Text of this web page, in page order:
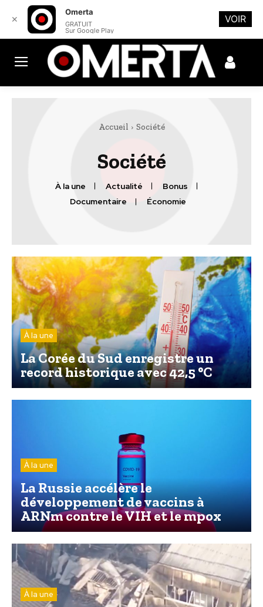
Accueil Société
Société
À la une Actualité
Bonus
Documentaire
Économie
À la une
La Corée du Sud enregistre un
record historique avec 42,5 °C
À la une
La Russie accélère le
développement de vaccins à
ARNm contre le VIH et le mpox
À la une
✕
Omerta
GRATUIT
Sur Google Play
VOIR